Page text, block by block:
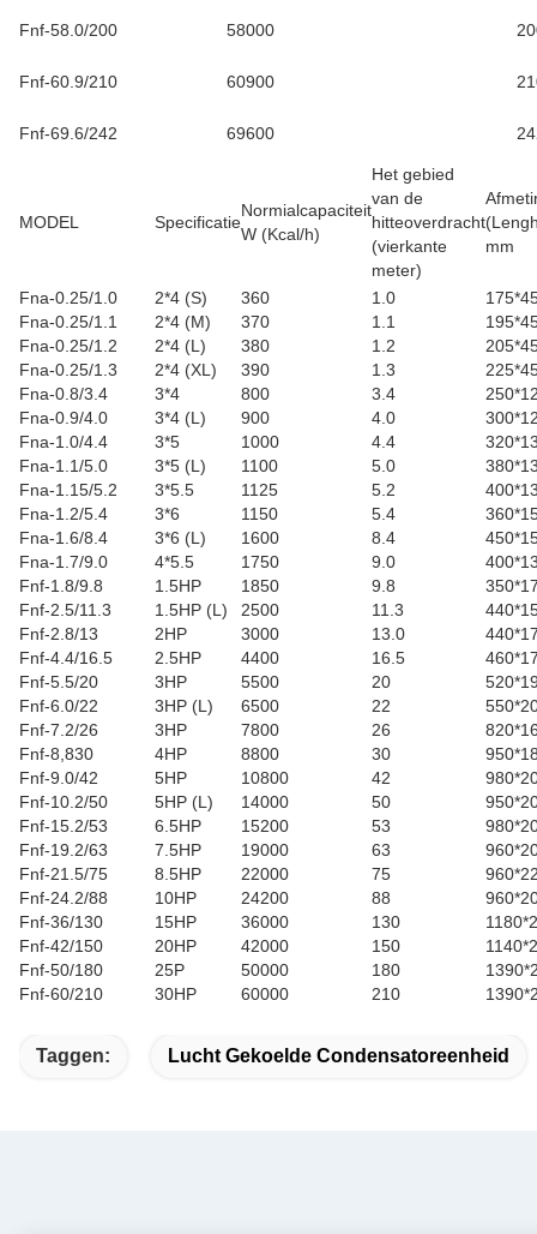
Fnf-58.0/200 58000
Fnf-60.9/210 60900
Fnf-69.6/242 69600
MODEL Specificatie
Normialcapaciteit
W (Kcal/h)
Het gebied
van de
hitteoverdracht
(vierkante
meter)
mm
Fna-0.25/1.0 2*4 (S) 360 1.0
Fna-0.25/1.1
2*4 (M) 370 1.1
Fna-0.25/1.2
2*4 (L) 380 1.2
Fna-0.25/1.3
2*4 (XL) 390 1.3
Fna-0.8/3.4
3*4 800 3.4
Fna-0.9/4.0
3*4 (L) 900 4.0
Fna-1.0/4.4
3*5 1000 4.4
Fna-1.1/5.0
3*5 (L) 1100 5.0
Fna-1.15/5.2
3*5.5 1125 5.2
Fna-1.2/5.4
3*6 1150 5.4
Fna-1.6/8.4
3*6 (L) 1600 8.4
Fna-1.7/9.0
4*5.5 1750 9.0
Fnf-1.8/9.8
1.5HP 1850 9.8
Fnf-2.5/11.3
1.5HP (L) 2500 11.3
Fnf-2.8/13
2HP 3000 13.0
Fnf-4.4/16.5
2.5HP 4400 16.5
Fnf-5.5/20
3HP 5500 20
Fnf-6.0/22
3HP (L) 6500 22
Fnf-7.2/26
3HP 7800 26
Fnf-8,830
4HP 8800 30
Fnf-9.0/42
5HP 10800 42
Fnf-10.2/50
5HP (L) 14000 50
Fnf-15.2/53
6.5HP 15200 53
Fnf-19.2/63
7.5HP 19000 63
Fnf-21.5/75
8.5HP 22000 75
Fnf-24.2/88
10HP 24200 88
Fnf-36/130
15HP 36000 130
Fnf-42/150
20HP 42000 150
Fnf-50/180
25P 50000 180
Fnf-60/210
30HP 60000 210
Taggen: Lucht Gekoelde Condensatoreenheid